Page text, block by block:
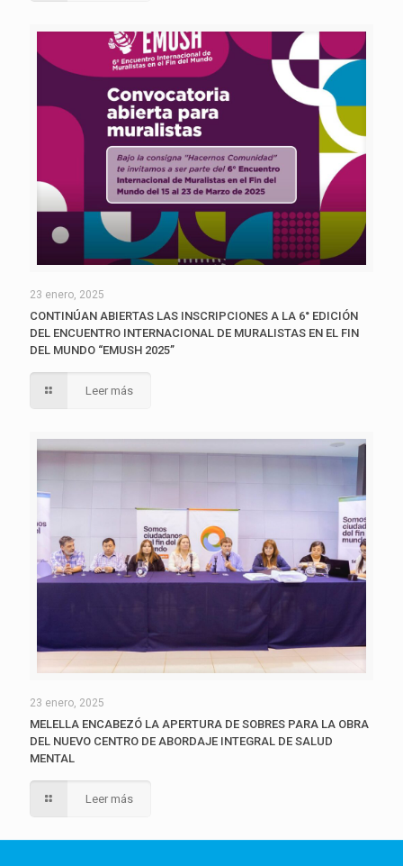
23 enero, 2025
CONTINÚAN ABIERTAS LAS INSCRIPCIONES A LA 6° EDICIÓN
DEL ENCUENTRO INTERNACIONAL DE MURALISTAS EN EL FIN
DEL MUNDO “EMUSH 2025”
Leer más
23 enero, 2025
MELELLA ENCABEZÓ LA APERTURA DE SOBRES PARA LA OBRA
DEL NUEVO CENTRO DE ABORDAJE INTEGRAL DE SALUD
MENTAL
Leer más